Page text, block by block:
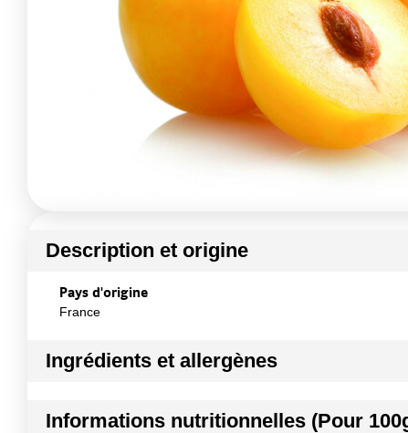
Description et origine
Pays d'origine
France
Ingrédients et allergènes
PRUNE JAUNE
Informations nutritionnelles (Pour